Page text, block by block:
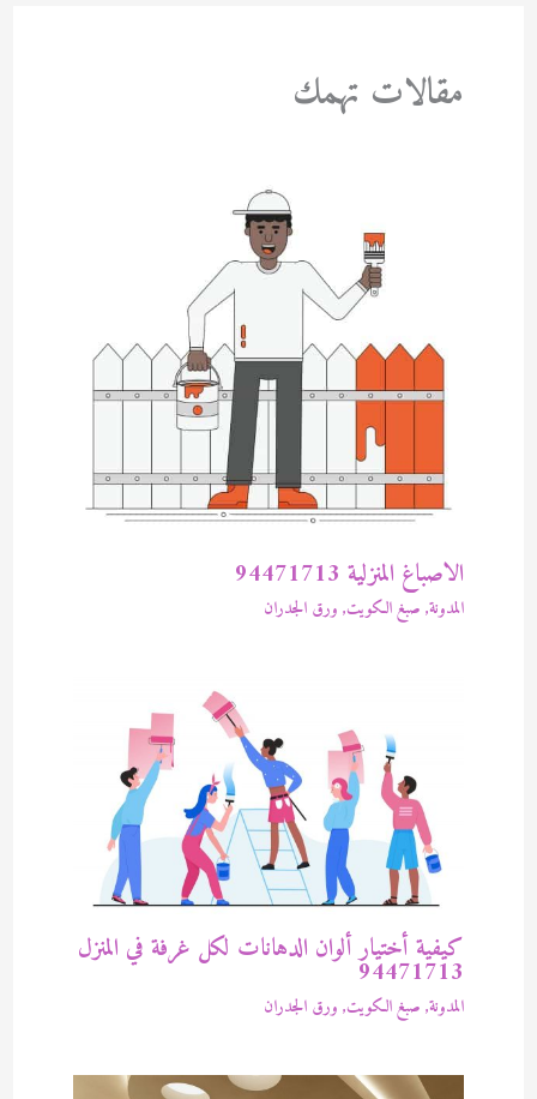
مقالات تهمك
الاصباغ المنزلية 94471713
المدونة, صبغ الكويت, ورق الجدران
كيفية أختيار ألوان الدهانات لكل غرفة في المنزل
94471713
المدونة, صبغ الكويت, ورق الجدران